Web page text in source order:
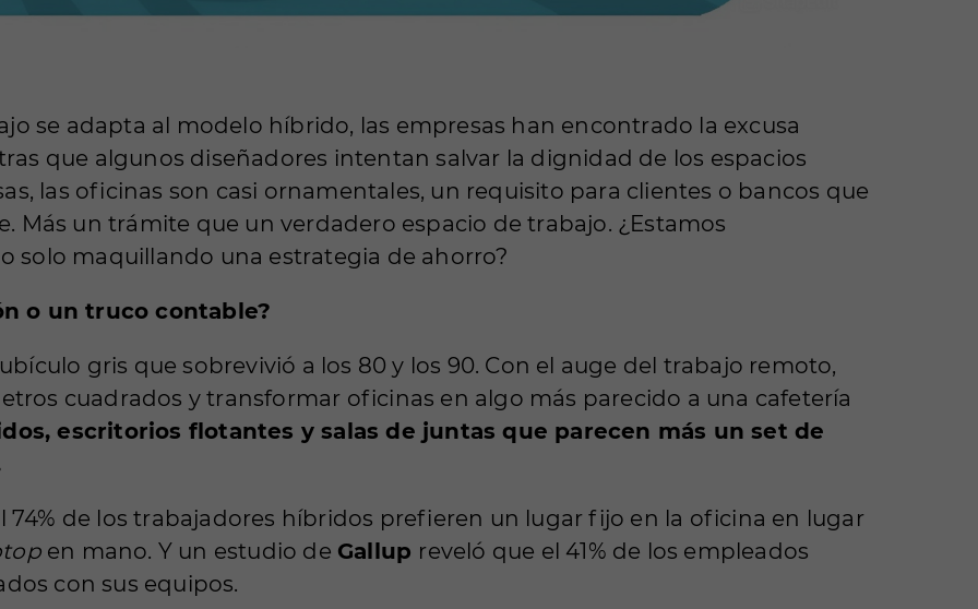
se adapta al modelo híbrido, las empresas han encontrado la excusa
que algunos diseñadores intentan salvar la dignidad de los espacios
las oficinas son casi ornamentales, un requisito para clientes o bancos que
Más un trámite que un verdadero espacio de trabajo. ¿Estamos
solo maquillando una estrategia de ahorro?
o un truco contable?
gris que sobrevivió a los 80 y los 90. Con el auge del trabajo remoto,
cuadrados y transformar oficinas en algo más parecido a una cafetería
escritorios flotantes y salas de juntas que parecen más un set de
74% de los trabajadores híbridos prefieren un lugar fijo en la oficina en lugar
en mano. Y un estudio de Gallup reveló que el 41% de los empleados
con sus equipos.